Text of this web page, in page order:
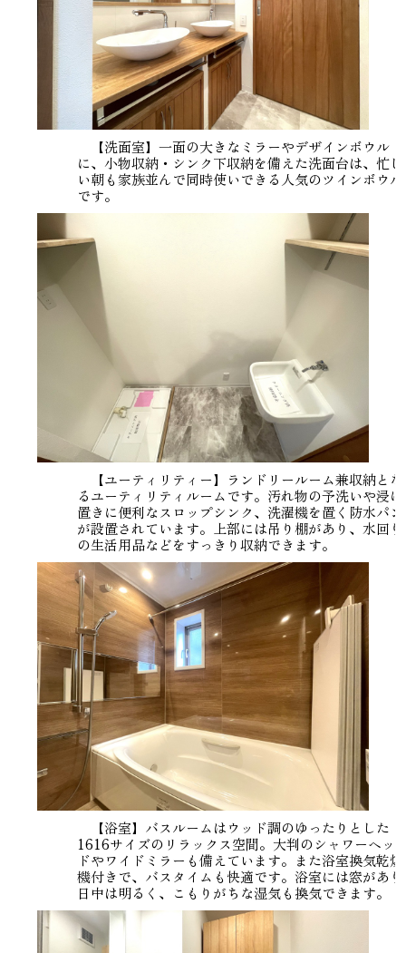
【洗面室】一面の大きなミラーやデザインボウル
に、小物収納・シンク下収納を備えた洗面台は、忙し
い朝も家族並んで同時使いできる人気のツインボウル
です。
【ユーティリティー】ランドリールーム兼収納とな
るユーティリティルームです。汚れ物の予洗いや浸け
置きに便利なスロップシンク、洗濯機を置く防水パン
が設置されています。上部には吊り棚があり、水回り
の生活用品などをすっきり収納できます。
【浴室】バスルームはウッド調のゆったりとした
1616サイズのリラックス空間。大判のシャワーヘッ
ドやワイドミラーも備えています。また浴室換気乾燥
機付きで、バスタイムも快適です。浴室には窓があり
日中は明るく、こもりがちな湿気も換気できます。